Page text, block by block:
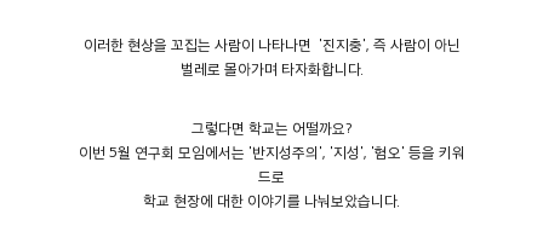
이러한 현상을 꼬집는 사람이 나타나면 '진지충', 즉 사람이 아닌
벌레로 몰아가며 타자화합니다.
그렇다면 학교는 어떨까요?
이번 5월 연구회 모임에서는 '반지성주의', '지성', '혐오' 등을 키워
드로
학교 현장에 대한 이야기를 나눠보았습니다.